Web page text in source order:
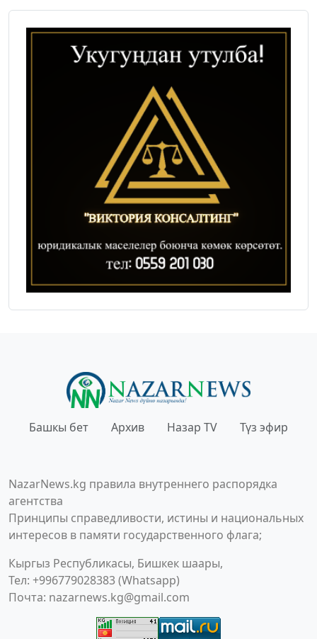
Башкы бет Архив Назар TV Түз эфир
NazarNews.kg правила внутреннего распорядка
агентства
Принципы справедливости, истины и национальных
интересов в памяти государственного флага;
Кыргыз Республикасы, Бишкек шаары,
Тел: +996779028383 (Whatsapp)
Почта: nazarnews.kg@gmail.com